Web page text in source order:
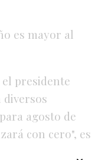
es mayor al
presidente
diversos
agosto de
con cero", es